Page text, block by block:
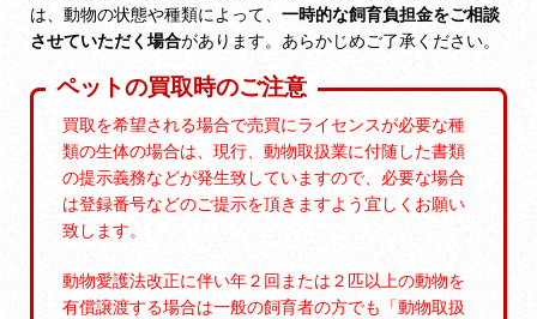
は、動物の状態や種類によって、 一時的な飼育負担金をご相談
させていただく場合があります。あらかじめご了承ください。
ペットの買取時のご注意
買取を希望される場合で売買にライセンスが必要な種
類の生体の場合は、現行、動物取扱業に付随した書類
の提示義務などが発生致していますので、必要な場合
は登録番号などのご提示を頂きますよう宜しくお願い
致します。
動物愛護法改正に伴い年２回または２匹以上の動物を
有償譲渡する場合は一般の飼育者の方でも「動物取扱